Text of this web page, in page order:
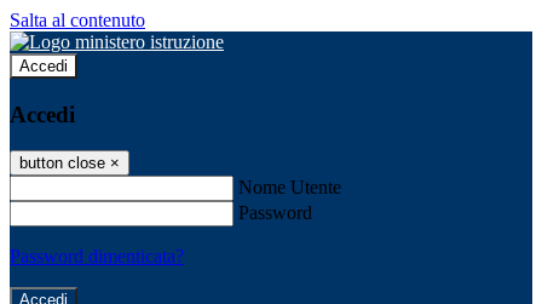
Salta al contenuto
Accedi
Accedi
button close ×
Nome Utente
Password
Password dimenticata?